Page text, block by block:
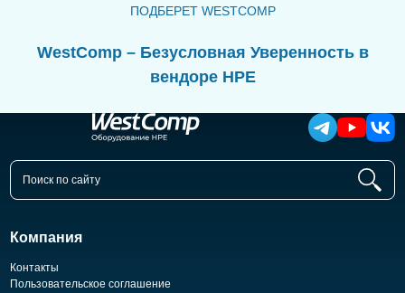
ПОДБЕРЕТ WESTCOMP
WestComp – Безусловная Уверенность в
вендоре HPE
Компания
Контакты
Пользовательское соглашение